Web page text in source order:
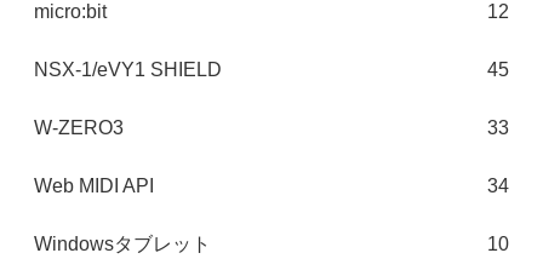
micro:bit 12
NSX-1/eVY1 SHIELD 45
W-ZERO3 33
Web MIDI API 34
Windowsタブレット 10